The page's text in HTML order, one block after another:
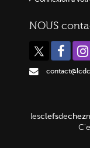
NOUS
lesclefsdechez